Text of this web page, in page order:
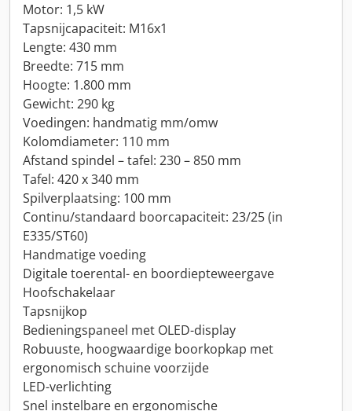
Motor: 1,5 kW
Tapsnijcapaciteit: M16x1
Lengte: 430 mm
Breedte: 715 mm
Hoogte: 1.800 mm
Gewicht: 290 kg
Voedingen: handmatig mm/omw
Kolomdiameter: 110 mm
Afstand spindel – tafel: 230 – 850 mm
Tafel: 420 x 340 mm
Spilverplaatsing: 100 mm
Continu/standaard boorcapaciteit: 23/25 (in
E335/ST60)
Handmatige voeding
Digitale toerental- en boordiepteweergave
Hoofschakelaar
Tapsnijkop
Bedieningspaneel met OLED-display
Robuuste, hoogwaardige boorkopkap met
ergonomisch schuine voorzijde
LED-verlichting
Snel instelbare en ergonomische